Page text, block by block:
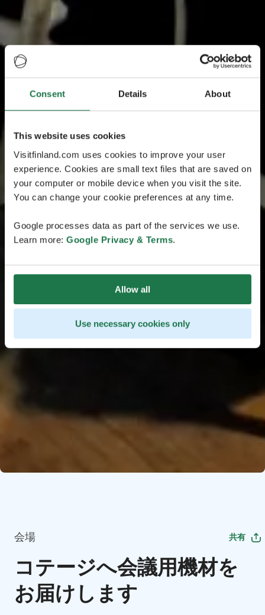
Consent Details About
This website uses cookies
Visitfinland.com uses cookies to improve your user
experience. Cookies are small text files that are saved on
your computer or mobile device when you visit the site.
You can change your cookie preferences at any time.
Google processes data as part of the services we use.
Learn more: Google Privacy & Terms.
Allow all
Use necessary cookies only
会場 共有
コテージへ会議用機材を
お届けします